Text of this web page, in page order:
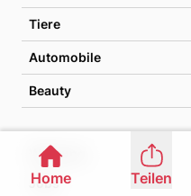
Tiere
Automobile
Beauty
Werbung
Jobs
Home Teilen